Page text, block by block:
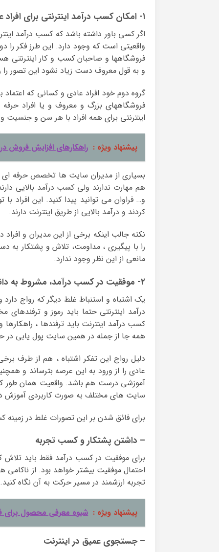
۱- امکان کسب درآمد اینترنتی برای افراد عادی وجود ندارد
اگر کسی باور داشته باشد که کسب درآمد
واقعیتی است که وجود دارد. این طرز فکر را
فروشگاهها و صاحبان کسب و کار اینترنتی
و به قول معروف دست زیاد نشود این تصور
گروه دوم خود افراد عادی و کسانی که
فروشگاههای بزرگ و معروف و یا افراد
اینترنتی برای همه افراد با هر سن و
پیشنهاد ویژه : راهکارهای افزایش فروش
بسیاری از مدیران سایت ها تخصص حرفه ای
هم مهارت ندارند ولی کسب درآمد بالایی
و… فراوان می توانید پیدا کنید. این افراد
کردند و درآمد بالایی از طریق اینترنت دارند.
نکته جالب اینکه برخی از این مدیران و
را با پیگیری ، مداومت، تلاش و پشتکار
مانعی از این نظر وجود ندارد.
۲- موفقیت در کسب درآمد، مشروط به دانستن ترفندهای مخفی است
یک اشتباه و استنباط غلط دیگر که رواج
درآمد اینترنتی حتما باید رموز و
کسب درآمد اینترنت باید ترفندها ،
همه جا از جمله در همین سایت پول یابی
دلیل رواج این تفکر اشتباه ، هم از طرف
عادی را از ورود به این عرصه بترساند و
آموزشی درست هم باشد. واقعیت همان طور که
سایت های مختلف به صورت کاربردی آموزش
برای فائق شدن بر این تصورات غلط در زمینه
– داشتن پشتکار و کسب تجربه
برای موفقیت در کسب درآمد فقط باید تلاش
احتمال موفقیت بیشتر خواهد بود. از
تجربه ارزشمند در مسیر حرکت به آن نگاه کنید.
پیشنهاد ویژه : شیوه معرفی محصول
– جستجوی عمیق در اینترنت